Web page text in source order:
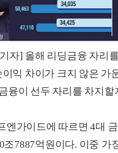
자] 올해 리딩금융 자리
익 차이가 크지 않은 가
융이 선두 자리를 차지
엔가이드에 따르면 4대
조7887억원이다. 이중